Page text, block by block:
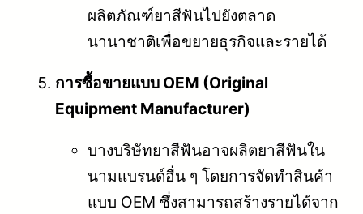
ผลิตภัณฑ์ยาสีฟันไปยังตลาด
นานาชาติเพื่อขยายธุรกิจและรายได้
การซื้อขายแบบ OEM (Original
Equipment Manufacturer)
บางบริษัทยาสีฟันอาจผลิตยาสีฟันใน
นามแบรนด์อื่น ๆ โดยการจัดทำสินค้า
แบบ OEM ซึ่งสามารถสร้างรายได้จาก